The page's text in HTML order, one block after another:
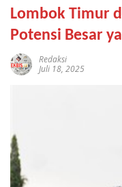
Lombok Timur
Potensi Besar
Redaksi
Juli 18, 2025